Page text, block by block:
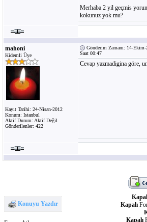
Merhaba 2 yil geçmis
kokunuz yok mu?
mahoni
Kidemli Üye
Kayıt Tarihi: 24-Nisan-2012
Konum: Istanbul
Aktif Durum: Aktif Değil
Gönderilenler: 422
Gönderim Zamanı: 14-Ekim-
Saat 00:47
Cevap yazmadigina göre,
Konuyu Yazdır
Kapalı
Kapalı